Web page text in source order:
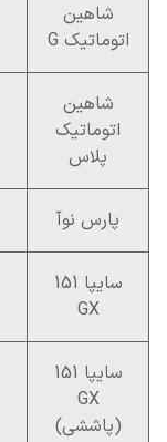
شاهین
اتوماتیک G
شاهین
اتوماتیک
پلاس
پارس نوآ
سایپا 151
GX
سایپا 151
GX
(پاششی)